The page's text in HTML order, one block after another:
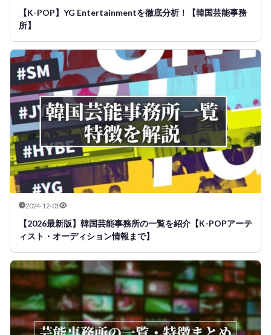
【K-POP】YG Entertainmentを徹底分析！【韓国芸能事務
所】
2024-12-01
【2026最新版】韓国芸能事務所の一覧を紹介【K-POPアーテ
ィスト・オーディション情報まで】